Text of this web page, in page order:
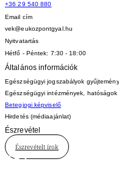
+36 29 540 880
Email cím
vek@eukozpontgyal.hu
Nyitvatartás
Hétfő - Péntek: 7:30 - 18:00
Általános információk
Egészségügyi jogszabályok
Egészségügyi intézmények, hatóságok
Betegjogi képviselő
Hirdetés (médiaajánlat)
Észrevétel
Észrevételt írok